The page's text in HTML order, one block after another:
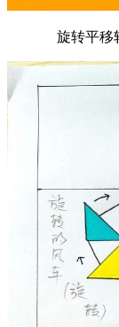
旋转平移